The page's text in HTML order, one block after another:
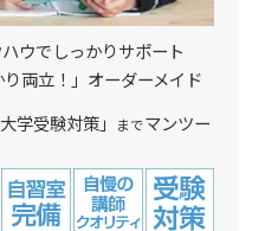
ハウでしっかりサポート
り両立！」オーダーメイド
大学受験対策」 までマンツー